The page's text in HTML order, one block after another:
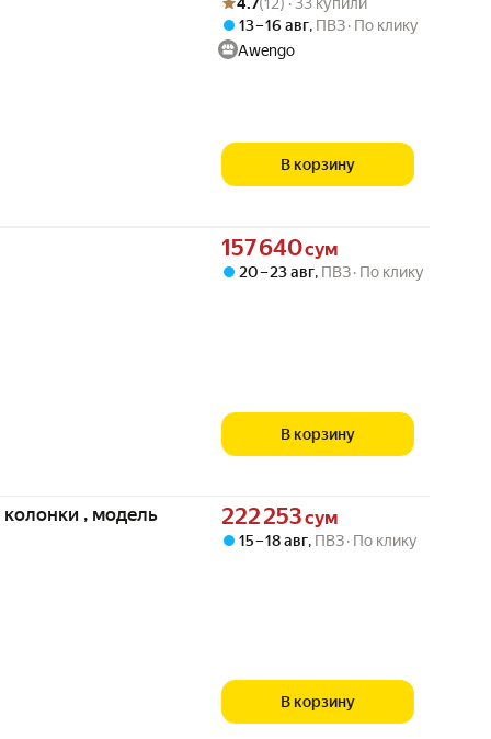
13 – 16 авг, ПВЗ По клику
Awengo
В корзину
Цена 157640 сум вместо
157 640сум
20 – 23 авг, ПВЗ По клику
В корзину
колонки , модель
Цена 222253 сум вместо
222 253сум
15 – 18 авг, ПВЗ По клику
В корзину